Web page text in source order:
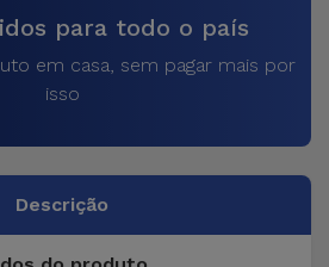
para todo o país
em casa, sem pagar mais por
isso
Descrição